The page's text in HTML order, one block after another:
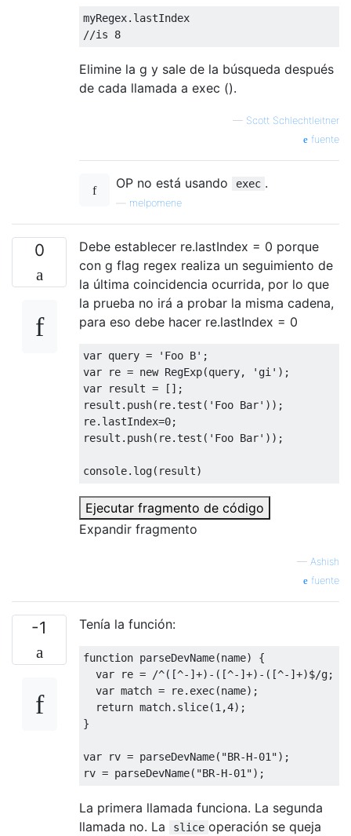
myRegex.
//is 8
Elimine la g y sale de la búsqueda después
de cada llamada a exec ().
— Scott Schlechtleitner
fuente
OP no está usando exec .
melpomene
0
Debe establecer re.lastIndex = 0 porque
con g flag regex realiza un seguimiento de
la última coincidencia ocurrida, por lo que
la prueba no irá a probar la misma cadena,
para eso debe hacer re.lastIndex = 0
var query = 'Foo B' ;
var re = new RegExp(query, 'gi' );
var result =
[];
result . push( re.test ( 'Foo Bar' ));
re. lastIndex=0;
result . push( re.test ( 'Foo Bar' ));
console. log( result)
Ejecutar fragmento de código
Expandir fragmento
— Ashish
fuente
-1 Tenía la función:
function parseDevName(name)
{
var re = /^([^-]+)-([^-]+)-([^-]+)$/g;
var match = re. exec(name);
return match. slice(1 ,4);
}
var rv = parseDevName( "BR-H-01");
rv = parseDevName( "BR-H-01");
La primera llamada funciona. La segunda
llamada no. La
slice operación se queja